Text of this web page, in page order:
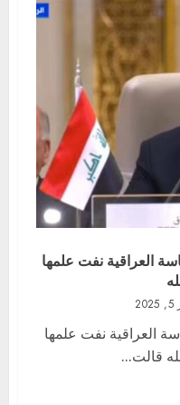
العراقية نفت علمها
العراقية نفت علمها
قالت...